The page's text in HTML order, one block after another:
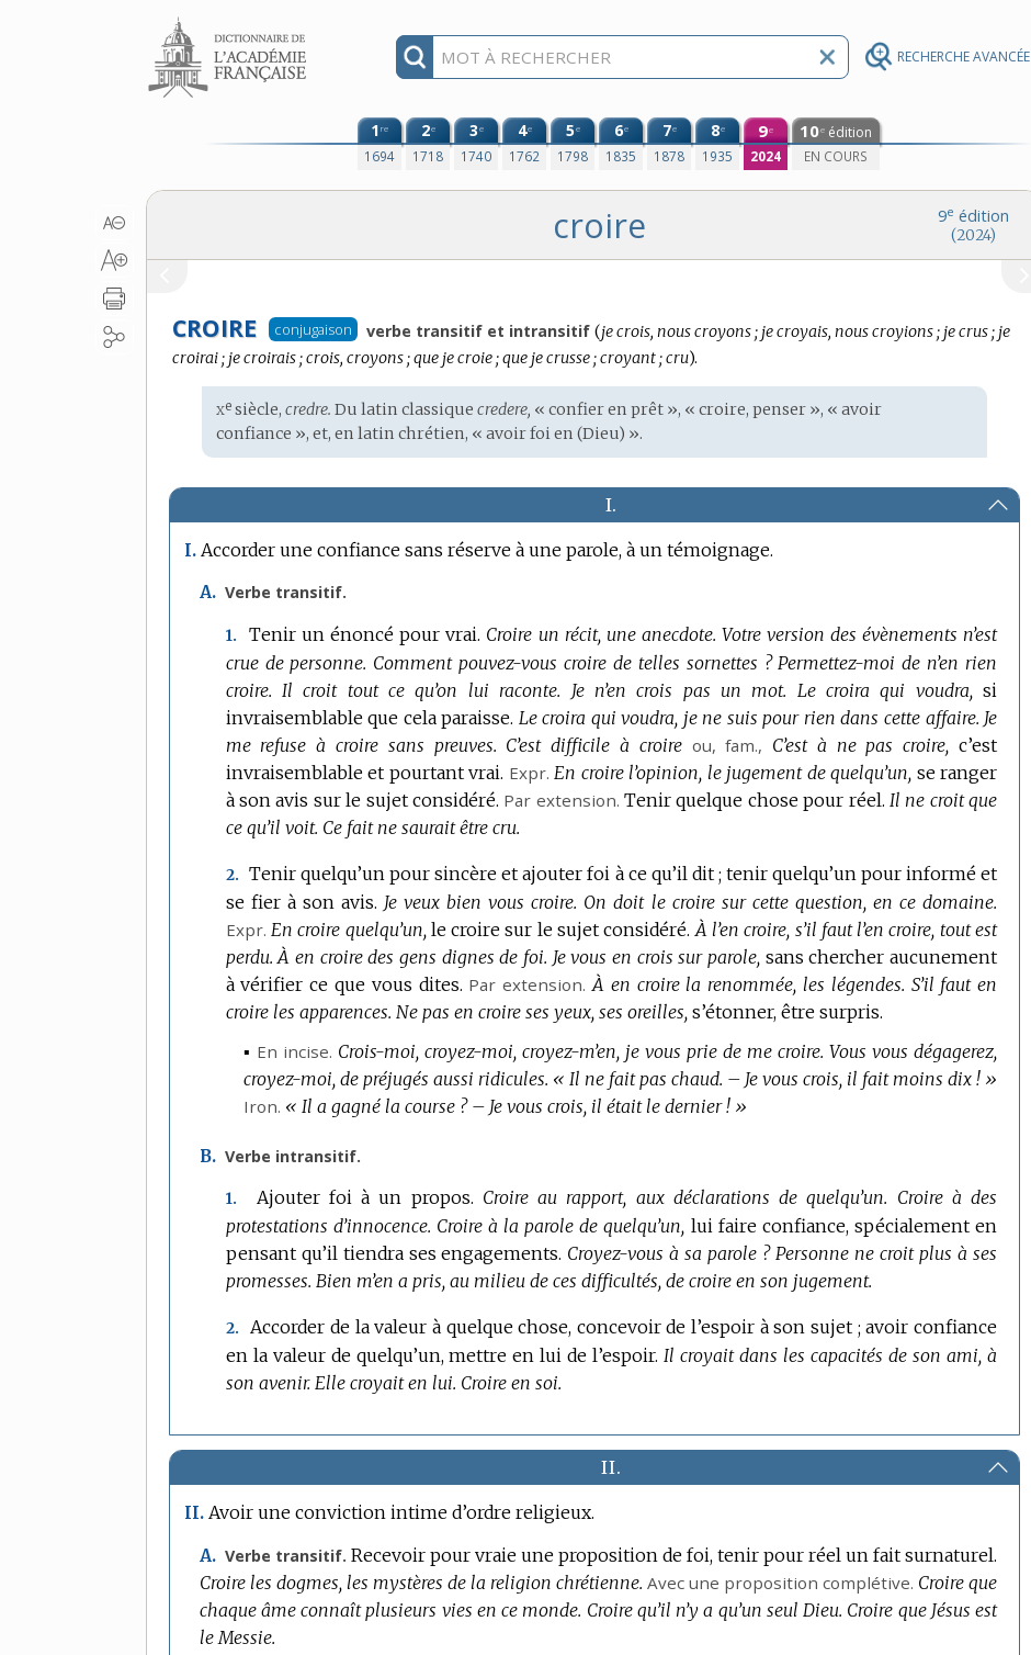
RECHERCHE AVANCÉE
Aller au contenu
1re
1694
2e
1718
3e
1740
4e
1762
5e
1798
6e
1835
7e
1878
8e
1935
9e
2024
10e édition
EN COURS
9e édition
(2024)
croire
CROIRE conjugaison verbe transitif et intransitif Conjugaison
:
(je crois, nous croyons ; je croyais, nous croyions ; je crus ; je
croirai ; je croirais ; crois, croyons ; que je croie ; que je crusse ; croyant ; cru).
Étymologie
:
xe siècle,credre. Dulatin classique credere, « confier en prêt », « croire, penser », « avoir
confiance », et, enlatin chrétien, « avoir foi en (Dieu) ».
I.
I. Accorder une confiance sans réserve à une parole, à un témoignage.
A. Verbe transitif.
1. Tenir un énoncé pour vrai. Croire un récit, une anecdote. Votre version des évènements n’est
crue de personne. Comment pouvez-vous croire de telles sornettes ? Permettez-moi de n’en rien
croire. Il croit tout ce qu’on lui raconte. Je n’en crois pas un mot. Le croira qui voudra, si
invraisemblable que cela paraisse. Le croira qui voudra, je ne suis pour rien dans cette affaire. Je
me refuse à croire sans preuves. C’est difficile à croire ou,fam., C’est à ne pas croire, c’est
invraisemblable et pourtant vrai. Expr. En croire l’opinion, le jugement de quelqu’un, se ranger
à son avis sur le sujet considéré. Par extension. Tenir quelque chose pour réel. Il ne croit que
ce qu’il voit. Ce fait ne saurait être cru.
2. Tenir quelqu’un pour sincère et ajouter foi à ce qu’il dit ; tenir quelqu’un pour informé et
se fier à son avis. Je veux bien vous croire. On doit le croire sur cette question, en ce domaine.
Expr. En croire quelqu’un, le croire sur le sujet considéré. À l’en croire, s’il faut l’en croire, tout est
perdu. À en croire des gens dignes de foi. Je vous en crois sur parole, sans chercher aucunement
à vérifier ce que vous dites. Par extension. À en croire la renommée, les légendes. S’il faut en
croire les apparences. Ne pas en croire ses yeux, ses oreilles, s’étonner, être surpris.
▪ En incise. Crois-moi, croyez-moi, croyez-m’en, je vous prie de me croire. Vous vous dégagerez,
croyez-moi, de préjugés aussi ridicules. « Il ne fait pas chaud. – Je vous crois, il fait moins dix ! »
Iron. « Il a gagné la course ? – Je vous crois, il était le dernier ! »
B. Verbe intransitif.
1. Ajouter foi à un propos. Croire au rapport, aux déclarations de quelqu’un. Croire à des
protestations d’innocence. Croire à la parole de quelqu’un, lui faire confiance, spécialement en
pensant qu’il tiendra ses engagements. Croyez-vous à sa parole ? Personne ne croit plus à ses
promesses. Bien m’en a pris, au milieu de ces difficultés, de croire en son jugement.
2.
Accorder de la valeur à quelque chose, concevoir de l’espoir à son sujet ; avoir confiance
en la valeur de quelqu’un, mettre en lui de l’espoir. Il croyait dans les capacités de son ami, à
son avenir. Elle croyait en lui. Croire en soi.
II.
II. Avoir une conviction intime d’ordre religieux.
A. Verbe transitif. Recevoir pour vraie une proposition de foi, tenir pour réel un fait surnaturel.
Croire les dogmes, les mystères de la religion chrétienne. Avec une proposition complétive. Croire que
chaque âme connaît plusieurs vies en ce monde. Croire qu’il n’y a qu’un seul Dieu. Croire que Jésus est
le Messie.